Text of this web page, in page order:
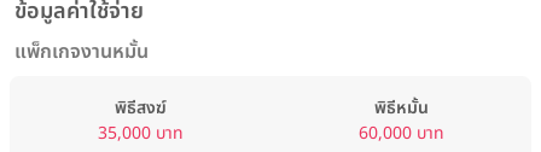
ข้อมูลค่าใช้จ่าย
แพ็กเกจงานหมั้น
พิธีสงฆ์
35,000 บาท
พิธีหมั้น
60,000 บาท